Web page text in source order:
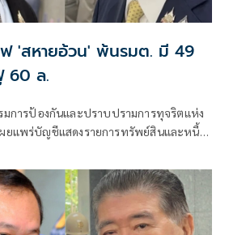
ฟ 'สหายอ้วน' พ้นรมต. มี 49
60 ล.
มการป้องกันและปราบปรามการทุจริตแห่ง
ยแพร่บัญชีแสดงรายการทรัพย์สินและหนี้